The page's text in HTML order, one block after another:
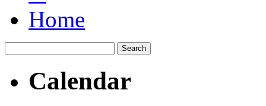
Home
Calendar